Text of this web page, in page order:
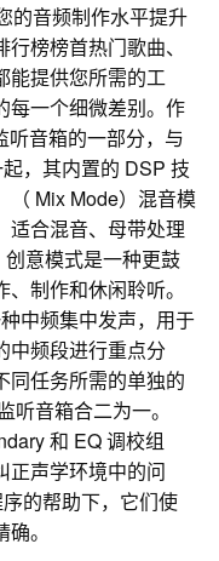
的音频制作水平提升
榜榜首热门歌曲、
能提供您所需的工
每一个细微差别。作
听音箱的一部分，与
，其内置的 DSP 技
（ Mix Mode）混音模
适合混音、母带处理
意模式是一种更鼓
制作和休闲聆听。
中频集中发声，用于
中频段进行重点分
同任务所需的单独的
听音箱合二为一。
和 EQ 调校组
正声学环境中的问
的帮助下，它们使
。